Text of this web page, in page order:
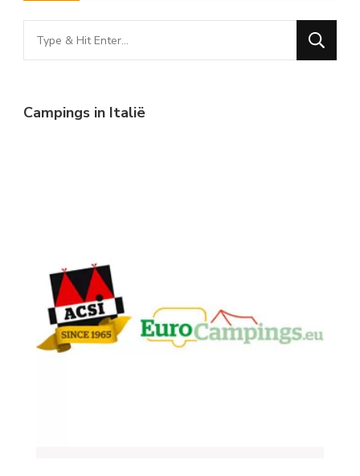
Looking
for
Campings in Italië